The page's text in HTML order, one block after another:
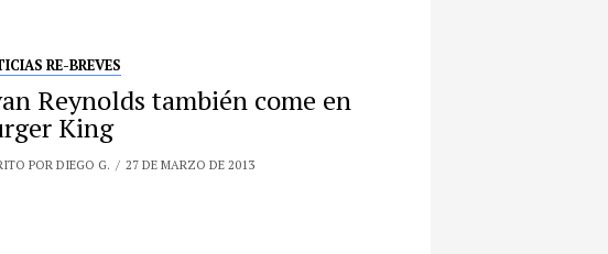
RE-BREVES
Reynolds también come en
King
POR DIEGO G. 27 DE MARZO DE 2013